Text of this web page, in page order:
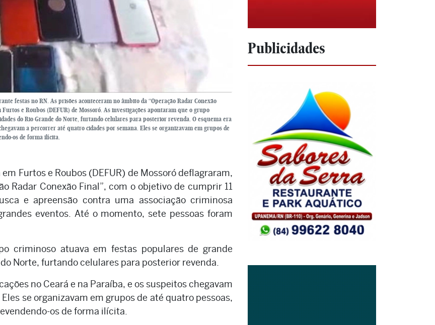
festas no RN. As prisões aconteceram no âmbito da “Operação Radar Conexão
e Roubos (DEFUR) de Mossoró. As investigações apontaram que o grupo
do Rio Grande do Norte, furtando celulares para posterior revenda. O esquema era
a percorrer até quatro cidades por semana. Eles se organizavam em grupos de
os de forma ilícita.
Furtos e Roubos (DEFUR) de Mossoró deflagraram,
Radar Conexão Final”, com o objetivo de cumprir 11
e apreensão contra uma associação criminosa
eventos. Até o momento, sete pessoas foram
criminoso atuava em festas populares de grande
Norte, furtando celulares para posterior revenda.
no Ceará e na Paraíba, e os suspeitos chegavam
se organizavam em grupos de até quatro pessoas,
os de forma ilícita.
Publicidades